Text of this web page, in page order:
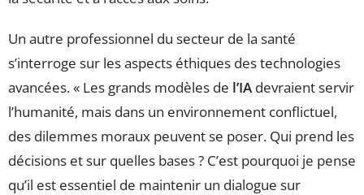
Un autre professionnel du secteur de la santé
s’interroge sur les aspects éthiques des technologies
avancées. « Les grands modèles de l’IA devraient servir
l’humanité, mais dans un environnement conflictuel,
des dilemmes moraux peuvent se poser. Qui prend les
décisions et sur quelles bases ? C’est pourquoi je pense
qu’il est essentiel de maintenir un dialogue sur